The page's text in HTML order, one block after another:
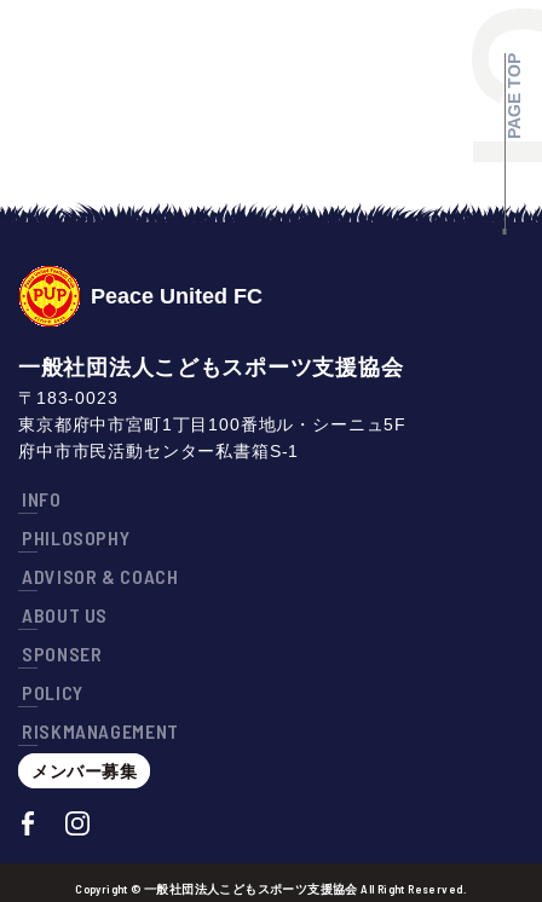
PAGE TOP
Peace United FC
一般社団法人こどもスポーツ支援協会
〒183-0023
東京都府中市宮町1丁目100番地ル・シーニュ5F
府中市市民活動センター私書箱S-1
INFO
PHILOSOPHY
ADVISOR & COACH
ABOUT US
SPONSER
POLICY
RISKMANAGEMENT
メンバー募集
Copyright © 一般社団法人こどもスポーツ支援協会 All Right Reserved.